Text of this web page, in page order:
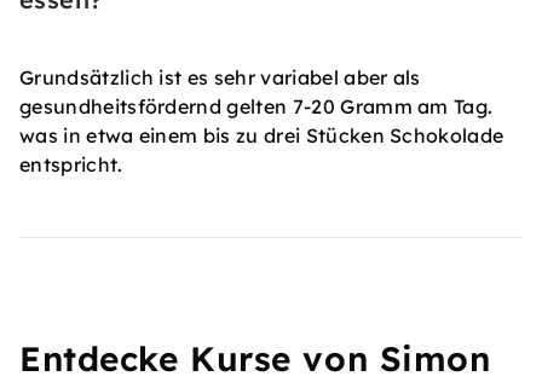
Grundsätzlich ist es sehr variabel aber als
gesundheitsfördernd gelten 7-20 Gramm am Tag.
was in etwa einem bis zu drei Stücken Schokolade
entspricht.
Entdecke Kurse von Simon